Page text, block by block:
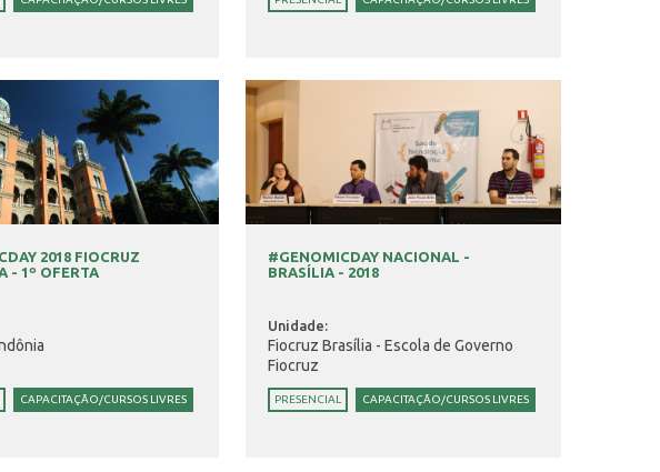
2018 FIOCRUZ
- 1º OFERTA
CAPACITAÇÃO/CURSOS LIVRES
#GENOMICDAY NACIONAL -
BRASÍLIA - 2018
Unidade:
Fiocruz Brasília - Escola de Governo
Fiocruz
PRESENCIAL CAPACITAÇÃO/CURSOS LIVRES